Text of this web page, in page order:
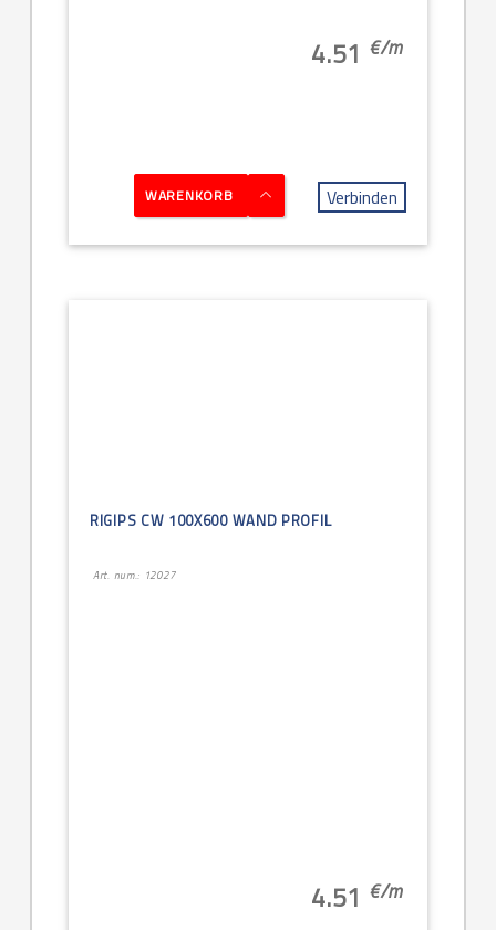
4.51 €/m
WARENKORB Verbinden
RIGIPS CW 100X600 WAND PROFIL
Art. num.: 12027
4.51 €/m